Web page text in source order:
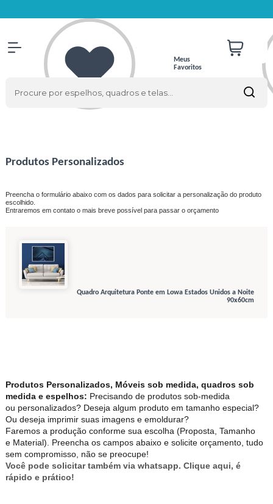
Meus
Favoritos
Produtos Personalizados
Preencha o formulário abaixo com os dados para solicitar a personalização do produto
escolhido.
Entraremos em contato o mais breve possível para passar o orçamento
Quadro Arquitetura Ponte em Lowa Estados Unidos a Noite
90x60cm
Produtos Personalizados, Móveis sob medida, quadros sob
medida e espelhos: Precisando de produtos sob-medida
ou personalizados? Deseja algum produto em tamanho especial?
Ou deseja imprimir suas imagens e emoldurar?
Faremos a produção conforme sua escolha (Proposta, Tamanho
e Material). Preencha os campos abaixo e solicite orçamento, tudo
sem compromisso, não se preocupe!
Você pode solicitar também via whatsapp. Clique aqui, é
rápido e prático!